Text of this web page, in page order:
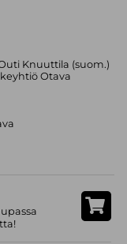
Knuuttila (suom.)
Otava